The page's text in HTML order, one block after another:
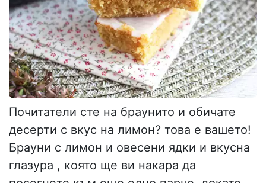
Почитатели сте на браунито и обичате
десерти с вкус на лимон? това е вашето!
Брауни с лимон и овесени ядки и вкусна
глазура , която ще ви накара да